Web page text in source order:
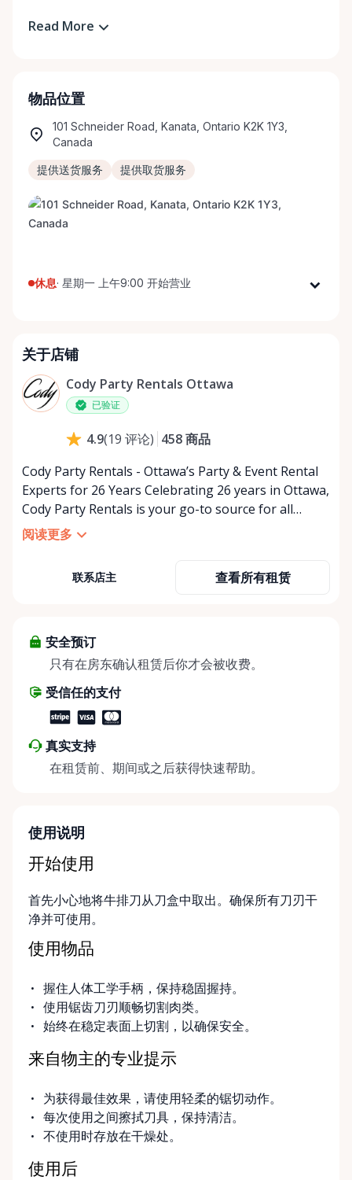
Read More
物品位置
101 Schneider Road, Kanata, Ontario K2K 1Y3,
Canada
提供送货服务 提供取货服务
休息· 星期一 上午9:00 开始营业
星期三
星期四
上午9:00 - 下午5:00
星期五
关于店铺
Cody Party Rentals Ottawa
已验证
4.9(19 评论) 458商品
Cody Party Rentals - Ottawa’s Party & Event Rental
Experts for 26 Years Celebrating 26 years in Ottawa,
Cody Party Rentals is your go-to source for all
things party and event rentals. We’re proud to be a
partner of Rent Anything, expanding our offerings
At Cody Party Rentals, we believe in the power of
about more than just saving money; it’s about
helping people enjoy more for less while making a
share instead of buy, we’re all doing our part to
make things easier on Mother Nature.
阅读更多
联系店主 查看所有租赁
安全预订
只有在房东确认租赁后你才会被收费。
受信任的支付
真实支持
在租赁前、期间或之后获得快速帮助。
使用说明
开始使用
首先小心地将牛排刀从刀盒中取出。确保所有刀刃干
净并可使用。
使用物品
握住人体工学手柄，保持稳固握持。
使用锯齿刀刃顺畅切割肉类。
始终在稳定表面上切割，以确保安全。
来自物主的专业提示
为获得最佳效果，请使用轻柔的锯切动作。
每次使用之间擦拭刀具，保持清洁。
不使用时存放在干燥处。
使用后